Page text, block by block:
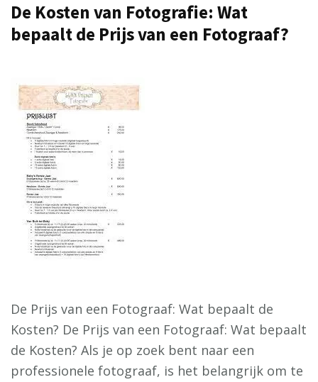
De Kosten van Fotografie: Wat
bepaalt de Prijs van een Fotograaf?
De Prijs van een Fotograaf: Wat bepaalt de
Kosten? De Prijs van een Fotograaf: Wat bepaalt
de Kosten? Als je op zoek bent naar een
professionele fotograaf, is het belangrijk om te